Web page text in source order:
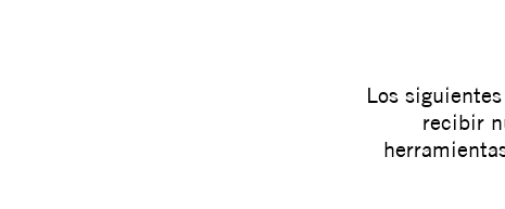
Los
recibir